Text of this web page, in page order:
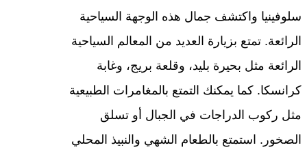
سلوفينيا واكتشف جمال هذه الوجهة السياحية
الرائعة. تمتع بزيارة العديد من المعالم السياحية
الرائعة مثل بحيرة بليد، وقلعة بريج، وغابة
كرانسكا. كما يمكنك التمتع بالمغامرات الطبيعية
مثل ركوب الدراجات في الجبال أو تسلق
الصخور. استمتع بالطعام الشهي والنبيذ المحلي